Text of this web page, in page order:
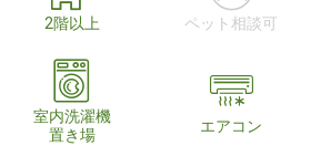
2階以上 ペット相談可
室内洗濯機
置き場
エアコン